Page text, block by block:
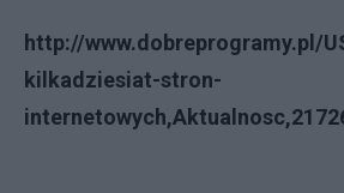
http://www.dobreprogramy.pl/
kilkadziesiat-stron-